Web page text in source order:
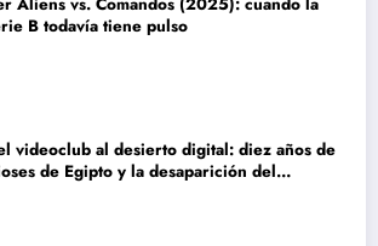
B todavía tiene pulso
videoclub al desierto digital: diez años de
de Egipto y la desaparición del